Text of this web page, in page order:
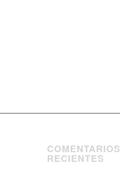
COMENTARIOS
RECIENTES